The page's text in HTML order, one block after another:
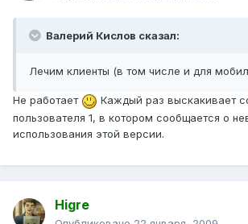
Валерий Кислов сказал:
Лечим клиенты (в том числе и для
Не работает
Каждый раз выскакивает
пользователя 1, в котором сообщается о
использования этой версии.
Higre